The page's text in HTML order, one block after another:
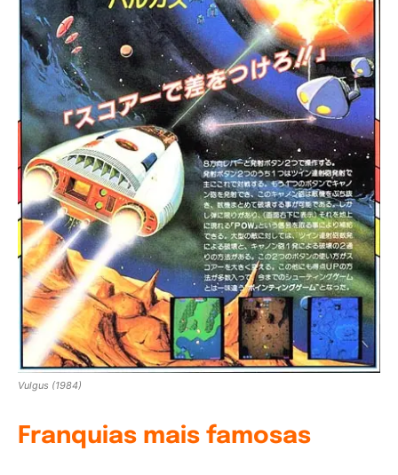
Vulgus (1984)
Franquias mais famosas